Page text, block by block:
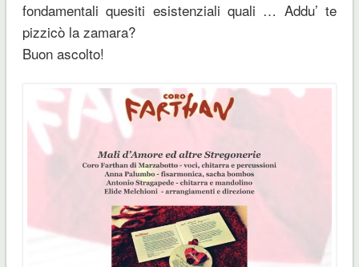
fondamentali quesiti esistenziali quali … Addu’ te
pizzicò la zamara?
Buon ascolto!